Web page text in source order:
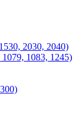
2030, 2040)
1083, 1245)